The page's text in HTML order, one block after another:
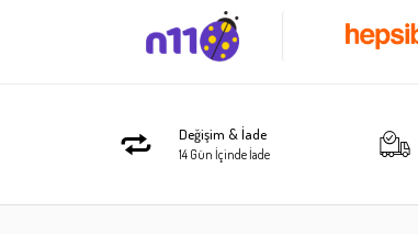
Değişim & İade
14 Gün İçinde İade